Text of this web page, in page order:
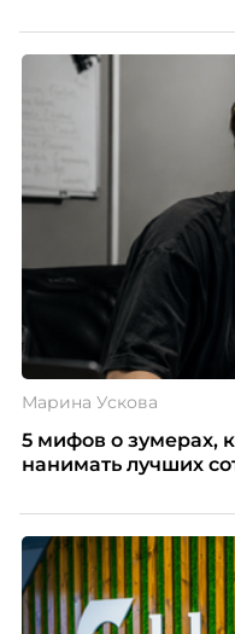
Марина Ускова
5 мифов о зумерах,
нанимать лучших